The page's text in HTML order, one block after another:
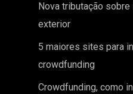
Nova tributação
exterior
5 maiores sites para
crowdfunding
Crowdfunding, como